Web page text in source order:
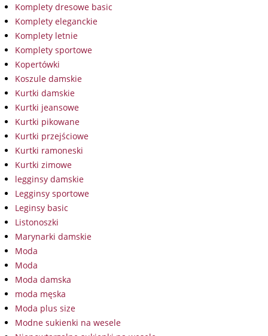
Komplety dresowe basic
Komplety eleganckie
Komplety letnie
Komplety sportowe
Kopertówki
Koszule damskie
Kurtki damskie
Kurtki jeansowe
Kurtki pikowane
Kurtki przejściowe
Kurtki ramoneski
Kurtki zimowe
legginsy damskie
Legginsy sportowe
Leginsy basic
Listonoszki
Marynarki damskie
Moda
Moda
Moda damska
moda męska
Moda plus size
Modne sukienki na wesele